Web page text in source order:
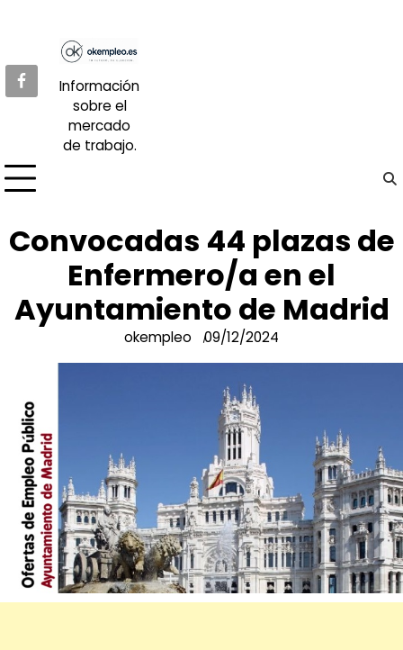
Información
sobre el
mercado
de trabajo.
Convocadas 44 plazas de
Enfermero/a en el
Ayuntamiento de Madrid
okempleo 09/12/2024